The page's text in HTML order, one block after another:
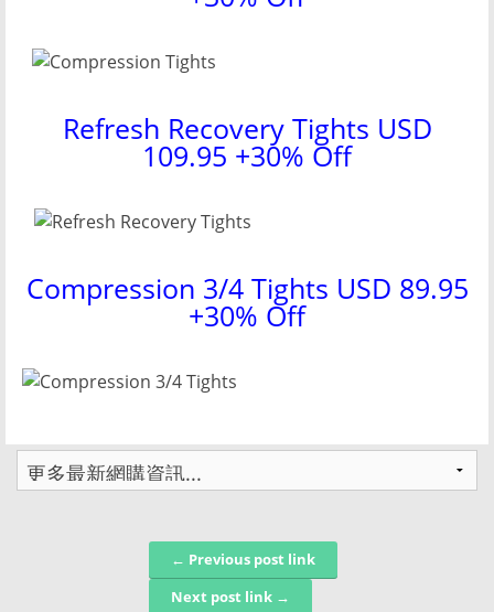
Refresh Recovery Tights USD
109.95 +30% Off
Compression 3/4 Tights USD 89.95
+30% Off
Post navigation← Previous post link
Next post link →